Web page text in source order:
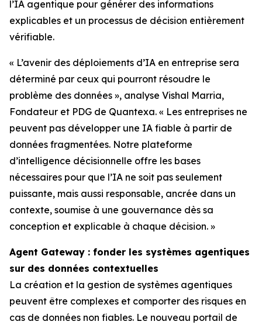
l’IA agentique pour générer des informations
explicables et un processus de décision entièrement
vérifiable.
« L’avenir des déploiements d’IA en entreprise sera
déterminé par ceux qui pourront résoudre le
problème des données », analyse Vishal Marria,
Fondateur et PDG de Quantexa. « Les entreprises ne
peuvent pas développer une IA fiable à partir de
données fragmentées. Notre plateforme
d’intelligence décisionnelle offre les bases
nécessaires pour que l’IA ne soit pas seulement
puissante, mais aussi responsable, ancrée dans un
contexte, soumise à une gouvernance dès sa
conception et explicable à chaque décision. »
Agent Gateway : fonder les systèmes agentiques
sur des données contextuelles
La création et la gestion de systèmes agentiques
peuvent être complexes et comporter des risques en
cas de données non fiables. Le nouveau portail de